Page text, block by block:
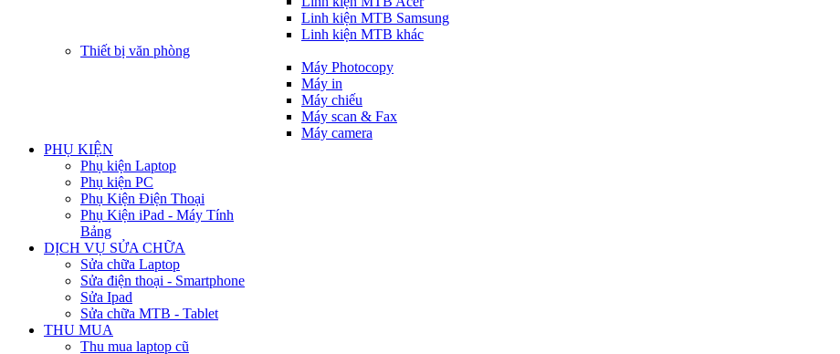
Linh kiện MTB Samsung
Linh kiện MTB khác
Thiết bị văn phòng
Máy Photocopy
Máy in
Máy chiếu
Máy scan & Fax
Máy camera
PHỤ KIỆN
Phụ kiện Laptop
Phụ kiện PC
Phụ Kiện Điện Thoại
Phụ Kiện iPad - Máy Tính
Bảng
DỊCH VỤ SỬA CHỮA
Sửa chữa Laptop
Sửa điện thoại - Smartphone
Sửa Ipad
Sửa chữa MTB - Tablet
THU MUA
Thu mua laptop cũ